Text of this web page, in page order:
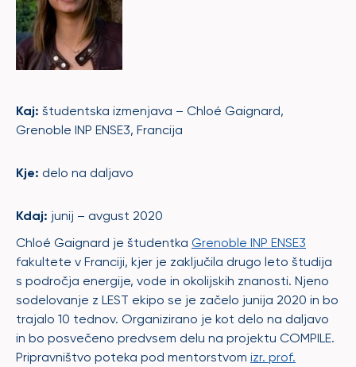
Kaj: študentska izmenjava – Chloé Gaignard,
Grenoble INP ENSE3, Francija
Kje: delo na daljavo
Kdaj: junij – avgust 2020
Chloé Gaignard je študentka Grenoble INP ENSE3
fakultete v Franciji, kjer je zaključila drugo leto študija
s področja energije, vode in okolijskih znanosti. Njeno
sodelovanje z LEST ekipo se je začelo junija 2020 in bo
trajalo 10 tednov. Organizirano je kot delo na daljavo
in bo posvečeno predvsem delu na projektu COMPILE.
Pripravništvo poteka pod mentorstvom izr. prof.